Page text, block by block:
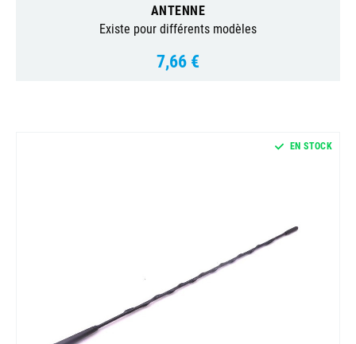
ANTENNE
Existe pour différents modèles
Prix
7,66 €
EN STOCK